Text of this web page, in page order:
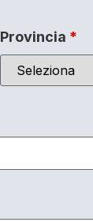
Provincia *